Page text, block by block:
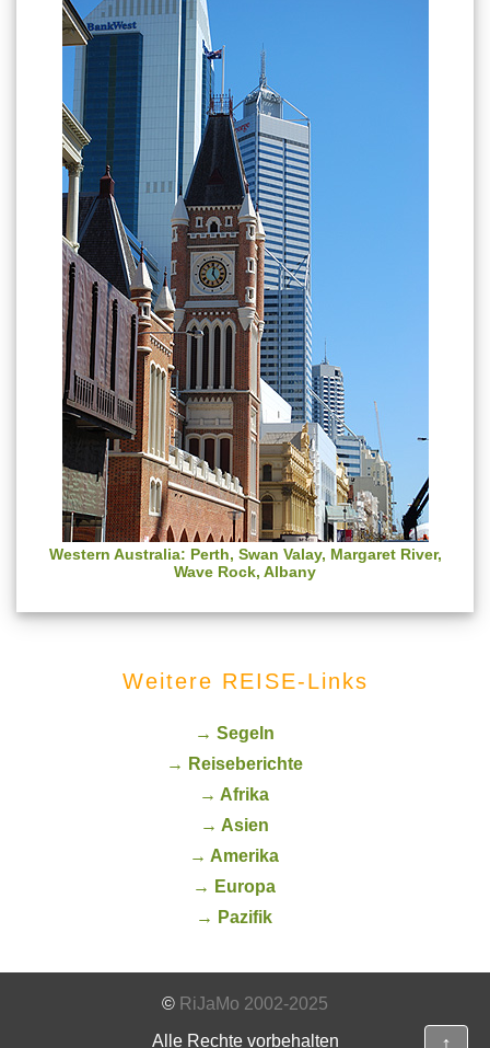
Western Australia: Perth, Swan Valay, Margaret River,
Wave Rock, Albany
Weitere REISE-Links
→ Segeln
→ Reiseberichte
→ Afrika
→ Asien
→ Amerika
→ Europa
→ Pazifik
© RiJaMo 2002-2025
Alle Rechte vorbehalten